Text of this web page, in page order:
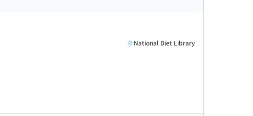
National Diet Library